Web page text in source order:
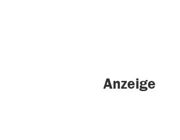
Anzeige